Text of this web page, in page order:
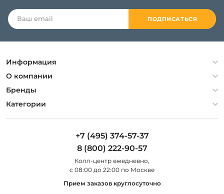
ПОДПИСАТЬСЯ
Информация
Политика конфиденциальности
Гарантия
Оплата и доставка
О компании
О компании
Контакты
Бренды
Artelamp
Категории
Люстры
Уличные светильники
+7 (495) 374-57-37
8 (800) 222-90-57
Колл-центр eжедневно,
с 08:00 до 22:00 по Москве
Прием заказов круглосуточно